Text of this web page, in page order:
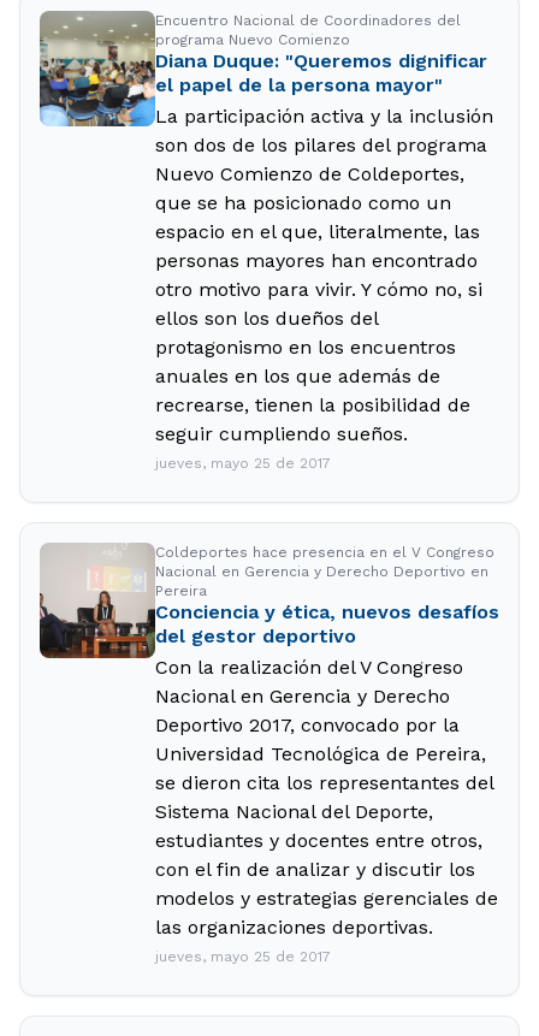
Encuentro Nacional de Coordinadores del
programa Nuevo Comienzo
Diana Duque: "Queremos dignificar
el papel de la persona mayor"
La participación activa y la inclusión
son dos de los pilares del programa
Nuevo Comienzo de Coldeportes,
que se ha posicionado como un
espacio en el que, literalmente, las
personas mayores han encontrado
otro motivo para vivir. Y cómo no, si
ellos son los dueños del
protagonismo en los encuentros
anuales en los que además de
recrearse, tienen la posibilidad de
seguir cumpliendo sueños.
jueves, mayo 25 de 2017
Coldeportes hace presencia en el V Congreso
Nacional en Gerencia y Derecho Deportivo en
Pereira
Conciencia y ética, nuevos desafíos
del gestor deportivo
Con la realización del V Congreso
Nacional en Gerencia y Derecho
Deportivo 2017, convocado por la
Universidad Tecnológica de Pereira,
se dieron cita los representantes del
Sistema Nacional del Deporte,
estudiantes y docentes entre otros,
con el fin de analizar y discutir los
modelos y estrategias gerenciales de
las organizaciones deportivas.
jueves, mayo 25 de 2017